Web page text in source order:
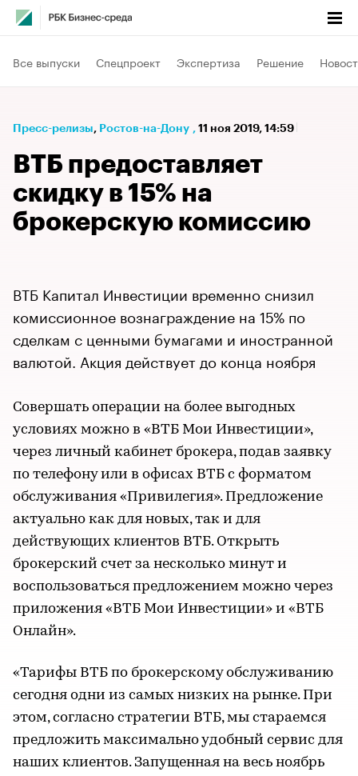
Все выпуски Спецпроект Экспертиза Решение
Пресс-релизы⁠, Ростов-на-Дону , 11 ноя 2019, 14:59
ВТБ предоставляет
скидку в 15% на
брокерскую комиссию
ВТБ Капитал Инвестиции временно снизил
комиссионное вознаграждение на 15% по
сделкам с ценными бумагами и иностранной
валютой. Акция действует до конца ноября
Совершать операции на более выгодных
условиях можно в «ВТБ Мои Инвестиции»,
через личный кабинет брокера, подав заявку
по телефону или в офисах ВТБ с форматом
обслуживания «Привилегия». Предложение
актуально как для новых, так и для
действующих клиентов ВТБ. Открыть
брокерский счет за несколько минут и
воспользоваться предложением можно через
приложения «ВТБ Мои Инвестиции» и «ВТБ
Онлайн».
«Тарифы ВТБ по брокерскому обслуживанию
сегодня одни из самых низких на рынке. При
этом, согласно стратегии ВТБ, мы стараемся
предложить максимально удобный сервис для
наших клиентов. Запущенная на весь ноябрь